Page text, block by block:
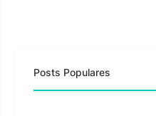
Posts Populares